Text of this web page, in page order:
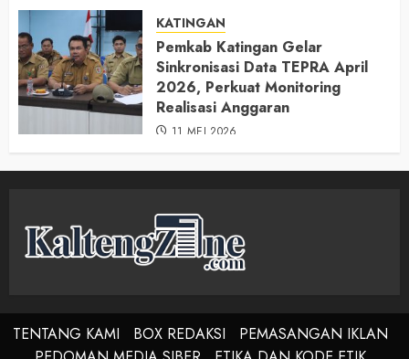
KATINGAN
Pemkab Katingan Gelar
Sinkronisasi Data TEPRA April
2026, Perkuat Monitoring
Realisasi Anggaran
11 MEI 2026
TENTANG KAMI BOX REDAKSI
PEMASANGAN IKLAN